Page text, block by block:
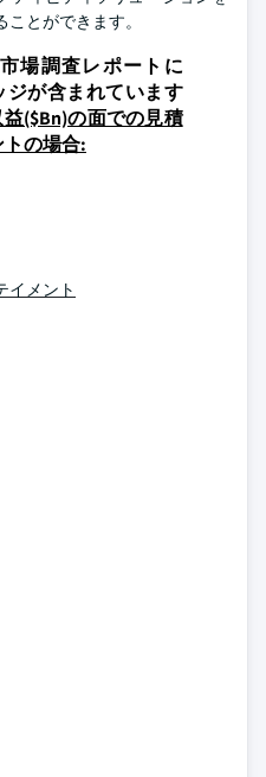
とができます。
場調査レポートに
ジが含まれています
($Bn)の面での見積
の場合:
イメント